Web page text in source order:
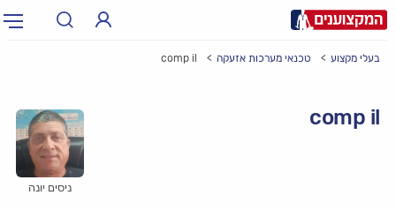
עיר:
בעלי מקצוע טכנאי מערכות אזעקה
ניסים יונה
comp il